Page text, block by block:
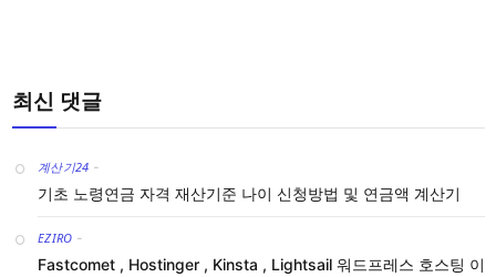
최신 댓글
계산기24 -
기초 노령연금 자격 재산기준 나이 신청방법 및 연금액 계산기
EZIRO -
Fastcomet , Hostinger , Kinsta , Lightsail 워드프레스 호스팅 이